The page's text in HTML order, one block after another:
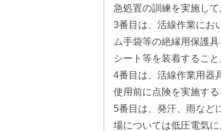
急処置の訓練を実施して
3番目は、活線作業にお
ム手袋等の絶縁用保護
シート等を装着すること
4番目は、活線作業用器
使用前に点険を実施する
5番目は、発汗、雨など
場については低圧電気